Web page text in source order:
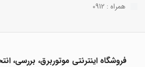
همراه : 0912
فروشگاه اینترنتی موتوربرق، بررسی،